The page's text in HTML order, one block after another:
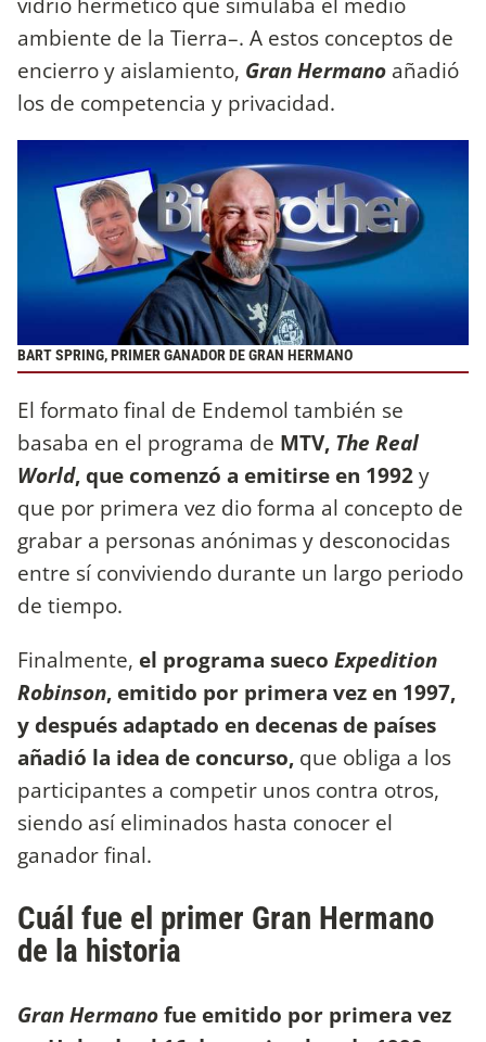
ambiente de la Tierra–. A estos conceptos de
encierro y aislamiento, Gran Hermano añadió
los de competencia y privacidad.
BART SPRING, PRIMER GANADOR DE GRAN HERMANO
El formato final de Endemol también se
basaba en el programa de MTV, The Real
World, que comenzó a emitirse en 1992y
que por primera vez dio forma al concepto de
grabar a personas anónimas y desconocidas
entre sí conviviendo durante un largo periodo
de tiempo.
Finalmente, el programa sueco Expedition
Robinson, emitido por primera vez en 1997,
y después adaptado en decenas de países
añadió la idea de concurso, que obliga a los
participantes a competir unos contra otros,
siendo así eliminados hasta conocer el
ganador final.
Cuál fue el primer Gran Hermano
de la historia
Gran Hermanofue emitido por primera vez